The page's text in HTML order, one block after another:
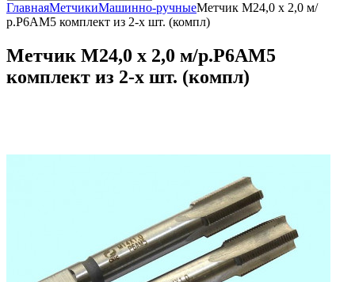
ГлавнаяМетчикиМашинно-ручныеМетчик М24,0 х 2,0 м/
р.Р6АМ5 комплект из 2-х шт. (компл)
Метчик М24,0 х 2,0 м/р.Р6АМ5
комплект из 2-х шт. (компл)